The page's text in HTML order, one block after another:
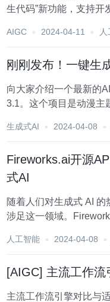
生代码”新功能，支持开
很多互联网公司一样，
AIGC 2024-04-11
刚刚发布！一键生
向大家介绍一个最新的
3.1。这个项目是动漫主
Animagine XL 3.1中，开发团队着重优化了几个关键方面，
生成式AI 2024-04-08
Fireworks.ai开源
式AI
随着人们对生成式 AI
涉足这一领域。
司称，它拥有超过12，
人工智能 2024-04-08
[AIGC] 主流工作
主流工作流引擎对比与适用场景介绍 工